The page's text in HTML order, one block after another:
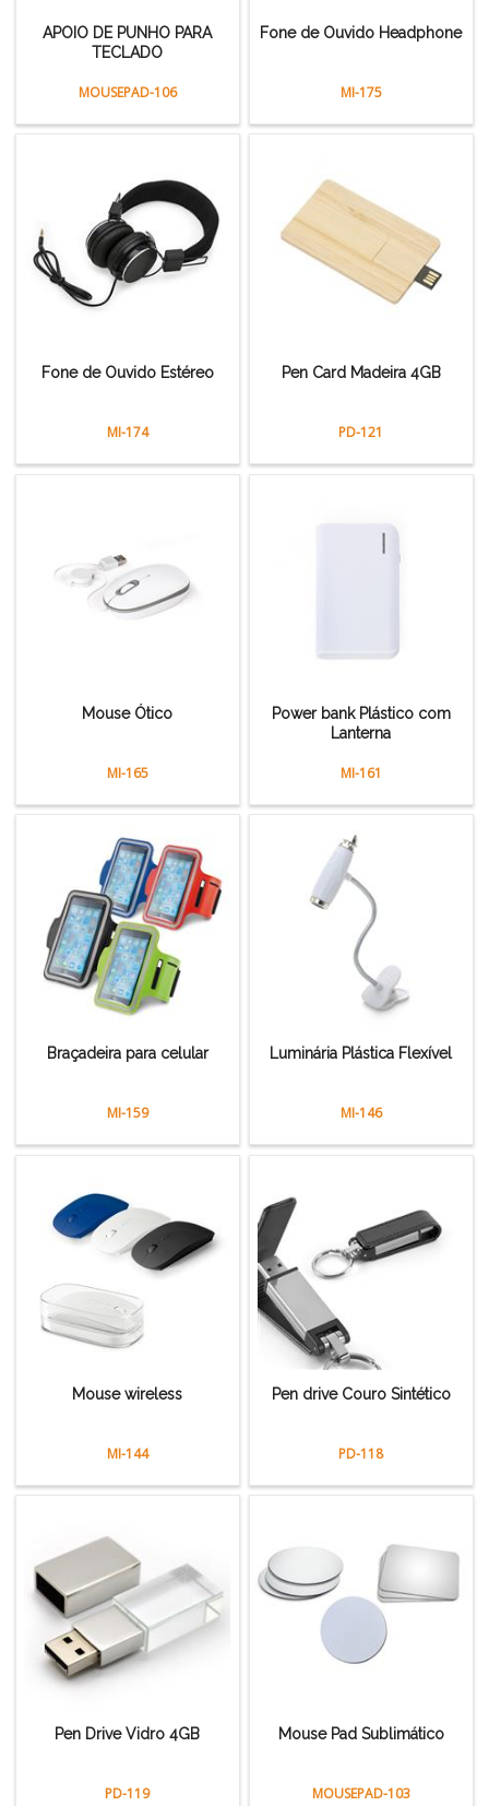
APOIO DE PUNHO PARA
TECLADO
MOUSEPAD-106
Fone de Ouvido Headphone
MI-175
Fone de Ouvido Estéreo
MI-174
Pen Card Madeira 4GB
PD-121
Mouse Ótico
MI-165
Power bank Plástico com
Lanterna
MI-161
Braçadeira para celular
MI-159
Luminária Plástica Flexível
MI-146
Mouse wireless
MI-144
Pen drive Couro Sintético
PD-118
Pen Drive Vidro 4GB
PD-119
Mouse Pad Sublimático
MOUSEPAD-103